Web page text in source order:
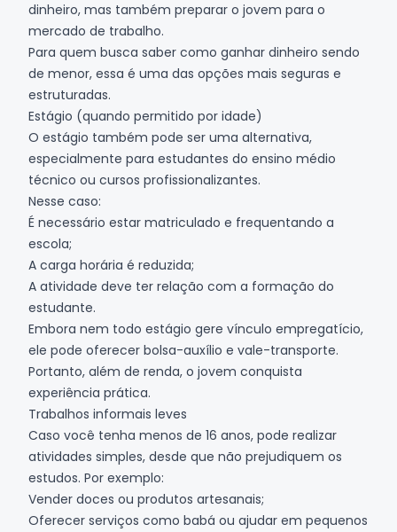
dinheiro, mas também preparar o jovem para o
mercado de trabalho.
Para quem busca saber como ganhar dinheiro sendo
de menor, essa é uma das opções mais seguras e
estruturadas.
Estágio (quando permitido por idade)
O estágio também pode ser uma alternativa,
especialmente para estudantes do ensino médio
técnico ou cursos profissionalizantes.
Nesse caso:
É necessário estar matriculado e frequentando a
escola;
A carga horária é reduzida;
A atividade deve ter relação com a formação do
estudante.
Embora nem todo estágio gere vínculo empregatício,
ele pode oferecer bolsa-auxílio e vale-transporte.
Portanto, além de renda, o jovem conquista
experiência prática.
Trabalhos informais leves
Caso você tenha menos de 16 anos, pode realizar
atividades simples, desde que não prejudiquem os
estudos. Por exemplo:
Vender doces ou produtos artesanais;
Oferecer serviços como babá ou ajudar em pequenos